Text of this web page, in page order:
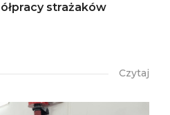
strażaków
Czytaj